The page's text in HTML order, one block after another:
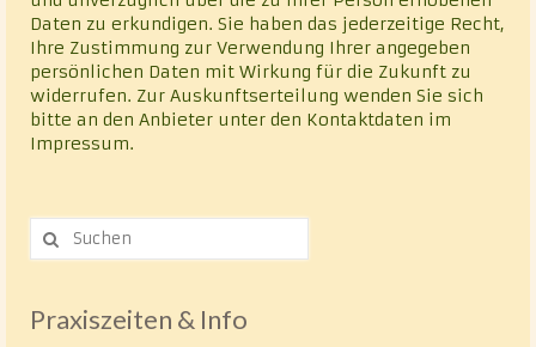
Daten zu erkundigen. Sie haben das jederzeitige Recht,
Ihre Zustimmung zur Verwendung Ihrer angegeben
persönlichen Daten mit Wirkung für die Zukunft zu
widerrufen. Zur Auskunftserteilung wenden Sie sich
bitte an den Anbieter unter den Kontaktdaten im
Impressum.
Suche
nach:
Praxiszeiten & Info